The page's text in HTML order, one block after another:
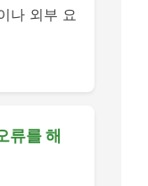
나 외부 요
류를 해